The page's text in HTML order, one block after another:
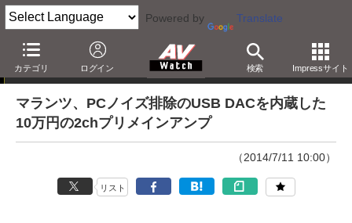
Powered by Translate
カテゴリ ログイン 検索 Impressサイト
ニュース
マランツ、PCノイズ排除のUSB DACを内蔵した
10万円の2chプリメインアンプ
（2014/7/11 10:00）
リスト